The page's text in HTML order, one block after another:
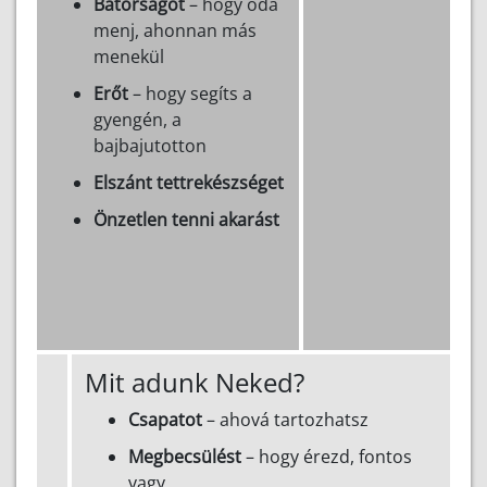
menj, ahonnan más
menekül
Erőt– hogy segíts a
gyengén, a
bajbajutotton
Elszánt tettrekészséget
Önzetlen tenni akarást
Mit adunk Neked?
Csapatot– ahová tartozhatsz
Megbecsülést– hogy érezd, fontos